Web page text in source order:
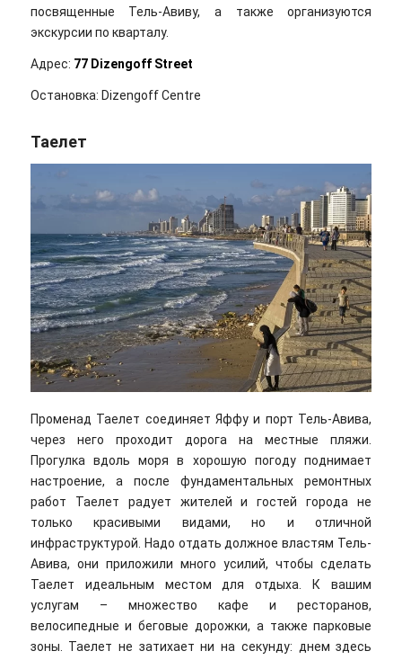
посвященные Тель-Авиву, а также организуются
экскурсии по кварталу.
Адрес: 77 Dizengoff Street
Остановка: Dizengoff Centre
Таелет
Променад Таелет соединяет Яффу и порт Тель-Авива,
через него проходит дорога на местные пляжи.
Прогулка вдоль моря в хорошую погоду поднимает
настроение, а после фундаментальных ремонтных
работ Таелет радует жителей и гостей города не
только красивыми видами, но и отличной
инфраструктурой. Надо отдать должное властям Тель-
Авива, они приложили много усилий, чтобы сделать
Таелет идеальным местом для отдыха. К вашим
услугам – множество кафе и ресторанов,
велосипедные и беговые дорожки, а также парковые
зоны. Таелет не затихает ни на секунду: днем здесь